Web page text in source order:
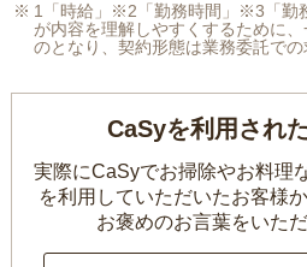
1「時給」※2「勤務時間」※3「勤
が内容を理解しやすくするために
のとなり、契約形態は業務委託での
CaSyを利用され
実際にCaSyでお掃除やお料理
を利用していただいたお客様か
お褒めのお言葉をいた